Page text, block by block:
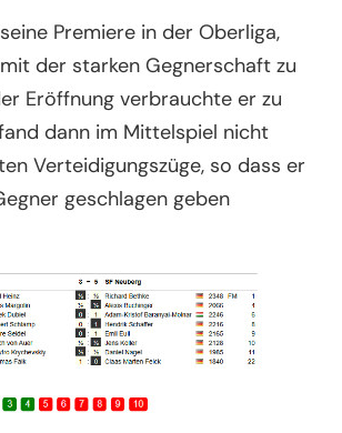
Premiere in der Oberliga,
der starken Gegnerschaft zu
Eröffnung verbrauchte er zu
dann im Mittelspiel nicht
Verteidigungszüge, so dass er
geschlagen geben